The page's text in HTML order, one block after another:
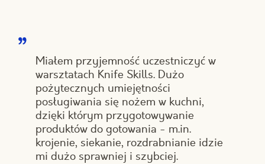
Miałem przyjemność uczestniczyć w
warsztatach Knife Skills. Dużo
pożytecznych umiejętności
posługiwania się nożem w kuchni,
dzięki którym przygotowywanie
produktów do gotowania - m.in.
krojenie, siekanie, rozdrabnianie idzie
mi dużo sprawniej i szybciej.